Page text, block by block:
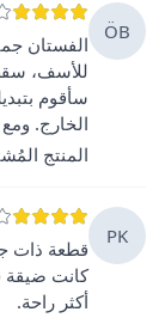
ÖB
الفستان
للأسف،
سأقوم
الخارج.
المنتج
PK
قطعة ذات
كانت ضيقة
أكثر راحة.